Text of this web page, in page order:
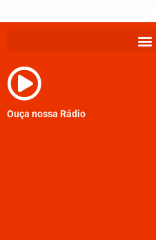
Ouça nossa Rádio